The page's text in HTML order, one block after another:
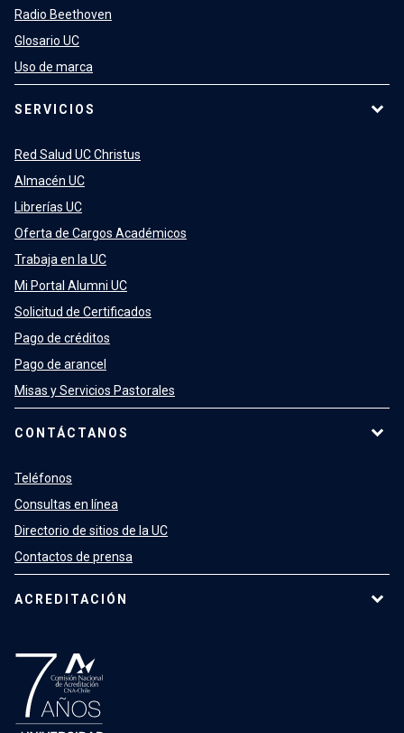
Radio Beethoven
Glosario UC
Uso de marca
SERVICIOS
Red Salud UC Christus
Almacén UC
Librerías UC
Oferta de Cargos Académicos
Trabaja en la UC
Mi Portal Alumni UC
Solicitud de Certificados
Pago de créditos
Pago de arancel
Misas y Servicios Pastorales
CONTÁCTANOS
Teléfonos
Consultas en línea
Directorio de sitios de la UC
Contactos de prensa
ACREDITACIÓN